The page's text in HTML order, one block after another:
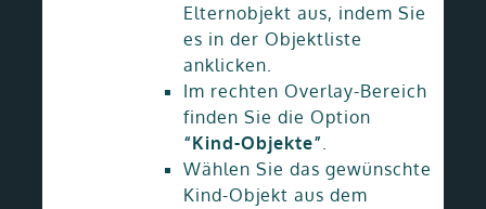
Elternobjekt aus, indem Sie
es in der Objektliste
anklicken.
Im rechten Overlay-Bereich
finden Sie die Option
“Kind-Objekte”.
Wählen Sie das gewünschte
Kind-Objekt aus dem